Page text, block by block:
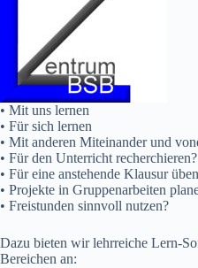
• Mit uns lernen
• Für sich lernen
• Mit anderen Miteinander und
• Für den Unterricht recherchieren?
• Für eine anstehende Klausur
• Projekte in Gruppenarbeiten
• Freistunden sinnvoll nutzen?
Dazu bieten wir lehrreiche Lern-
Bereichen an: